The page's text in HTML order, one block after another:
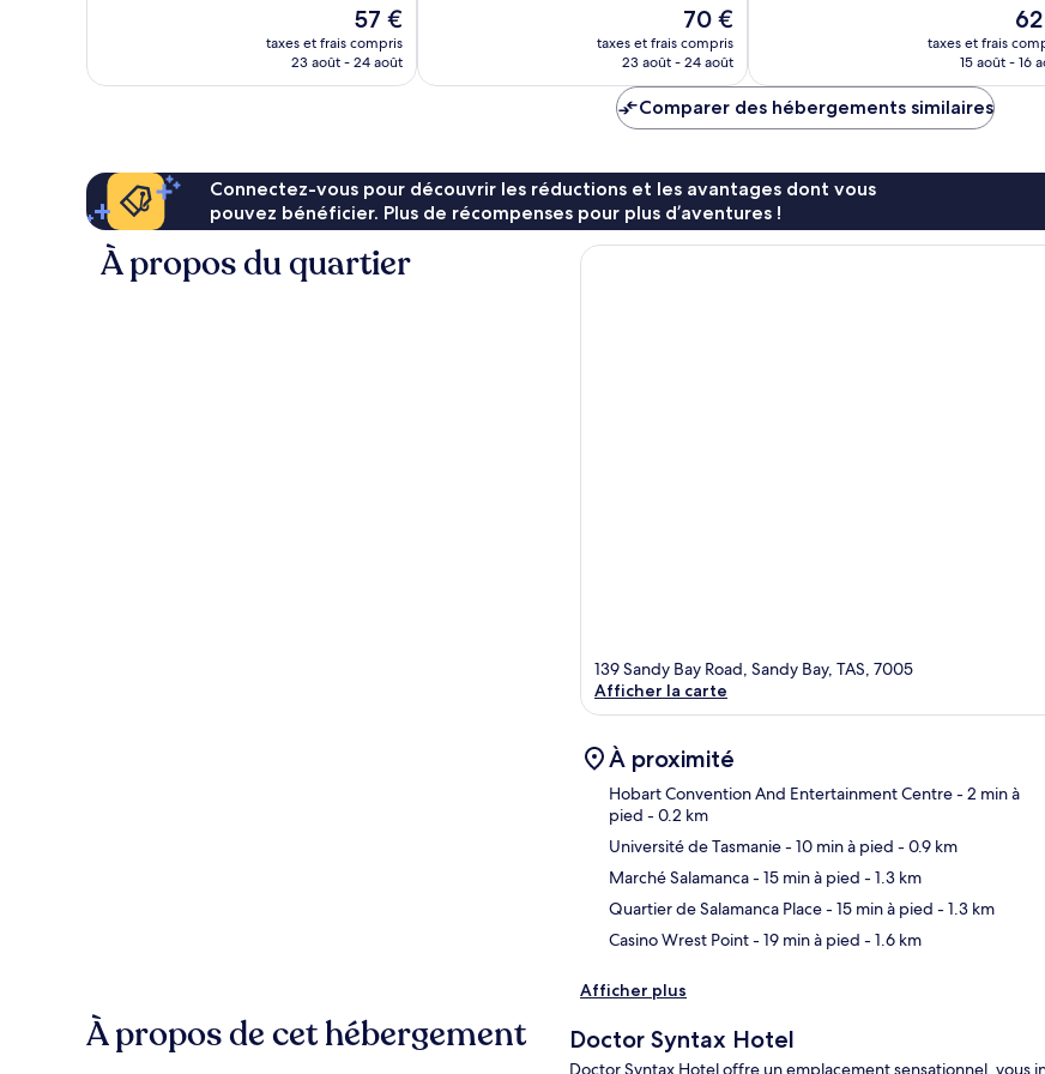
Le
nouveau
prix
57 €
taxes et frais compris
23 août - 24 août
Le
nouveau
prix
de
70 €
70 €
taxes et frais compris
23 août - 24 août
Le
prix
taxes et frais
15 août - 16
Comparer des hébergements similaires
Connectez-vous pour découvrir les réductions et les avantages dont vous
pouvez bénéficier. Plus de récompenses pour plus d’aventures !
À propos du quartier
139 Sandy Bay Road, Sandy Bay, TAS, 7005
Afficher la carte
À proximité
Hobart Convention And Entertainment Centre- 2 min à
pied - 0.2 km
Université de Tasmanie- 10 min à pied - 0.9 km
Marché Salamanca- 15 min à pied - 1.3 km
Quartier de Salamanca Place- 15 min à pied - 1.3 km
Casino Wrest Point- 19 min à pied - 1.6 km
Afficher plus
À propos de cet hébergement Doctor Syntax Hotel
Doctor Syntax Hotel offre un emplacement sensationnel, vous